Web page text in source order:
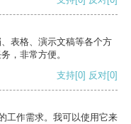
表格、演示文稿等各个方
，非常方便。
支持[0] 反对[0]
工作需求。我可以使用它来